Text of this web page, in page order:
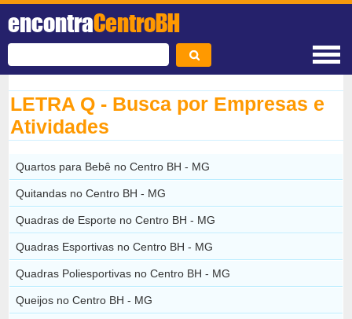
encontraCentroBH
LETRA Q - Busca por Empresas e
Atividades
Quartos para Bebê no Centro BH - MG
Quitandas no Centro BH - MG
Quadras de Esporte no Centro BH - MG
Quadras Esportivas no Centro BH - MG
Quadras Poliesportivas no Centro BH - MG
Queijos no Centro BH - MG